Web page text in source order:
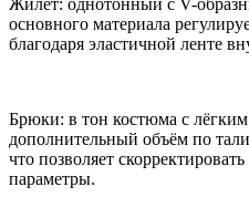
основного материала
благодаря эластичной ленте
Брюки: в тон костюма с
дополнительный объём по
что позволяет
параметры.